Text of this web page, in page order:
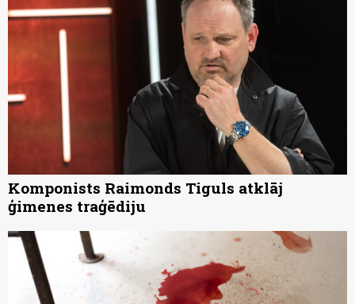
Komponists Raimonds Tiguls atklāj
ģimenes traģēdiju